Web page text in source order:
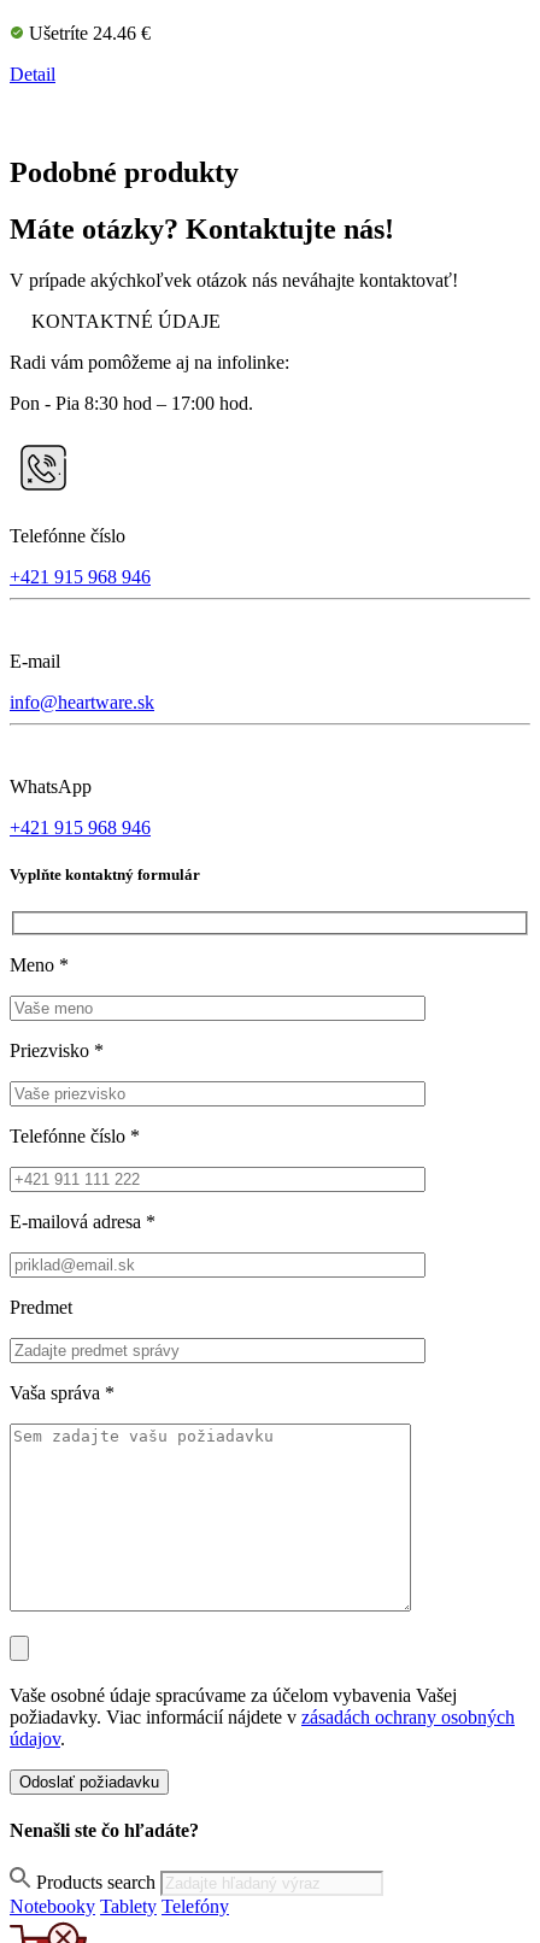
Ušetríte 24.46 €
Detail
Podobné produkty
Máte otázky? Kontaktujte nás!
V prípade akýchkoľvek otázok nás neváhajte kontaktovať!
KONTAKTNÉ ÚDAJE
Radi vám pomôžeme aj na infolinke:
Pon - Pia 8:30 hod – 17:00 hod.
Telefónne číslo
+421 915 968 946
E-mail
info@heartware.sk
WhatsApp
+421 915 968 946
Vyplňte kontaktný formulár
Meno *
Priezvisko *
Telefónne číslo *
E-mailová adresa *
Predmet
Vaša správa *
Vaše osobné údaje spracúvame za účelom vybavenia Vašej
požiadavky. Viac informácií nájdete v zásadách ochrany osobných
údajov.
Nenašli ste čo hľadáte?
Products search
Notebooky Tablety Telefóny